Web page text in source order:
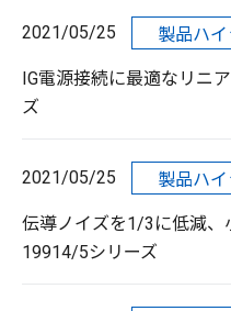
2021/05/25 製品ハ
IG電源接続に最適なリニ
ズ
2021/05/25 製品ハ
伝導ノイズを1/3に低減、
19914/5シリーズ